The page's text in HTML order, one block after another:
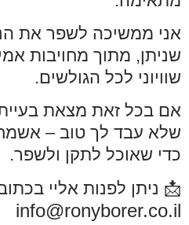
אני ממשיכה לשפר את
שניתן, מתוך מחויבות
שוויוני לכל הגולשים.
אם בכל זאת מצאת
שלא עבד לך טוב –
כדי שאוכל לתקן ולשפר.
📩 ניתן לפנות אליי
info@ronyborer.co.il